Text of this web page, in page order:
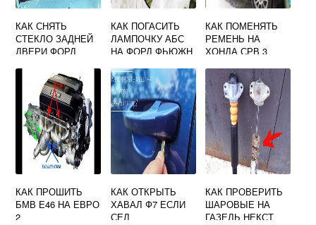
КАК СНЯТЬ
СТЕКЛО ЗАДНЕЙ
ДВЕРИ ФОРД
КАК ПОГАСИТЬ
ЛАМПОЧКУ АБС
НА ФОРД ФЬЮЖН
КАК ПОМЕНЯТЬ
РЕМЕНЬ НА
ХОНДА СРВ 3
КАК ПРОШИТЬ
БМВ Е46 НА ЕВРО
2
КАК ОТКРЫТЬ
ХАВАЛ Ф7 ЕСЛИ
СЕЛ
КАК ПРОВЕРИТЬ
ШАРОВЫЕ НА
ГАЗЕЛЬ НЕКСТ